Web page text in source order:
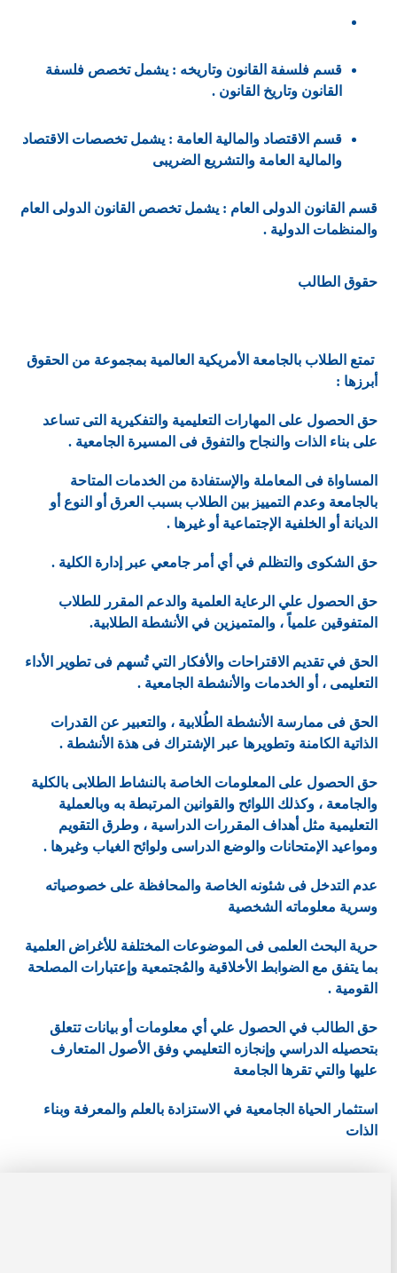
قسم فلسفة القانون وتاريخه : يشمل تخصص فلسفة
القانون وتاريخ القانون .
قسم الاقتصاد والمالية العامة : يشمل تخصصات الاقتصاد
والمالية العامة والتشريع الضريبى
قسم القانون الدولى العام : يشمل تخصص القانون الدولى العام
والمنظمات الدولية .
حقوق الطالب
تمتع الطلاب بالجامعة الأمريكية العالمية بمجموعة من الحقوق
أبرزها :
حق الحصول على المهارات التعليمية والتفكيرية التى تساعد
على بناء الذات والنجاح والتفوق فى المسيرة الجامعية .
المساواة فى المعاملة والإستفادة من الخدمات المتاحة
بالجامعة وعدم التمييز بين الطلاب بسبب العرق أو النوع أو
الديانة أو الخلفية الإجتماعية أو غيرها .
حق الشكوى والتظلم في أي أمر جامعي عبر إدارة الكلية .
حق الحصول علي الرعاية العلمية والدعم المقرر للطلاب
المتفوقين علمياً ، والمتميزين في الأنشطة الطلابية.
الحق في تقديم الاقتراحات والأفكار التي تُسهم فى تطوير الأداء
التعليمى ، أو الخدمات والأنشطة الجامعية .
الحق فى ممارسة الأنشطة الطُلابية ، والتعبير عن القدرات
الذاتية الكامنة وتطويرها عبر الإشتراك فى هذة الأنشطة .
حق الحصول على المعلومات الخاصة بالنشاط الطلابى بالكلية
والجامعة ، وكذلك اللوائح والقوانين المرتبطة به وبالعملية
التعليمية مثل أهداف المقررات الدراسية ، وطرق التقويم
ومواعيد الإمتحانات والوضع الدراسى ولوائح الغياب وغيرها .
عدم التدخل فى شئونه الخاصة والمحافظة على خصوصياته
وسرية معلوماته الشخصية
حرية البحث العلمى فى الموضوعات المختلفة للأغراض العلمية
بما يتفق مع الضوابط الأخلاقية والمُجتمعية وإعتبارات المصلحة
القومية .
حق الطالب في الحصول علي أي معلومات أو بيانات تتعلق
بتحصيله الدراسي وإنجازه التعليمي وفق الأصول المتعارف
عليها والتي تقرها الجامعة
استثمار الحياة الجامعية في الاستزادة بالعلم والمعرفة وبناء
الذات